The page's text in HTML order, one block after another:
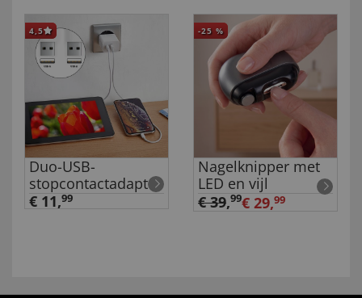
4,5
Duo-USB-
stopcontactadapter
€ 11,99
-25 %
Nagelknipper met
LED en vijl
€ 39,99€ 29,99